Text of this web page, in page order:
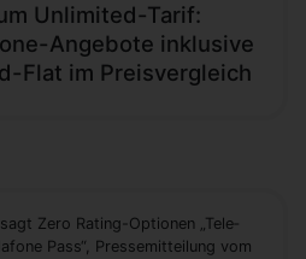
Unlimited-Tarif:
Angebote inklusive
Flat im Preisvergleich
Ze­ro Ra­ting-Op­tio­nen „Te­le­
Pass“, Pressemitteilung vom